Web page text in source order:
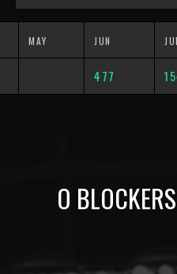
MAY JUN JUL
477
О BLOCKERS